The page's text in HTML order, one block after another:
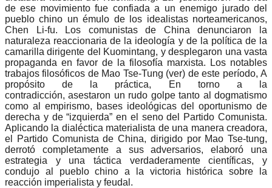
de ese movimiento fue confiada a un enemigo jurado del
pueblo chino un émulo de los idealistas norteamericanos,
Chen Li-fu. Los comunistas de China denunciaron la
naturaleza reaccionaria de la ideología y de la política de la
camarilla dirigente del Kuomintang, y desplegaron una vasta
propaganda en favor de la filosofía marxista. Los notables
trabajos filosóficos de Mao Tse-Tung (ver) de este período, A
propósito de la práctica, En torno a la
contradicción, asestaron un rudo golpe tanto al dogmatismo
como al empirismo, bases ideológicas del oportunismo de
derecha y de “izquierda” en el seno del Partido Comunista.
Aplicando la dialéctica materialista de una manera creadora,
el Partido Comunista de China, dirigido por Mao Tse-tung,
derrotó completamente a sus adversarios, elaboró una
estrategia y una táctica verdaderamente científicas, y
condujo al pueblo chino a la victoria histórica sobre la
reacción imperialista y feudal.